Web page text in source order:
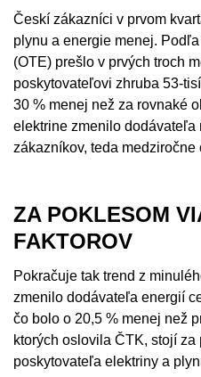
Českí zákazníci v prvom
plynu a energie menej.
(OTE) prešlo v prvých troch
poskytovateľovi zhruba 53-
30 % menej než za rovnaké
elektrine zmenilo dodávateľa
zákazníkov, teda medziročne
ZA POKLESOM
FAKTOROV
Pokračuje tak trend z
zmenilo dodávateľa energií
čo bolo o 20,5 % menej než
ktorých oslovila ČTK, stojí
poskytovateľa elektriny a